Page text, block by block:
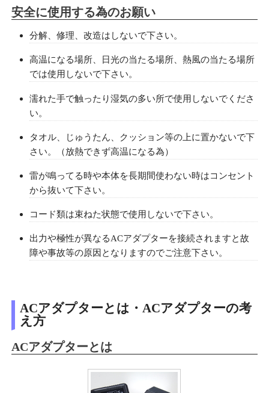
安全に使用する為のお願い
分解、修理、改造はしないで下さい。
高温になる場所、日光の当たる場所、熱風の当たる場所
では使用しないで下さい。
濡れた手で触ったり湿気の多い所で使用しないでくださ
い。
タオル、じゅうたん、クッション等の上に置かないで下
さい。（放熱できず高温になる為）
雷が鳴ってる時や本体を長期間使わない時はコンセント
から抜いて下さい。
コード類は束ねた状態で使用しないで下さい。
出力や極性が異なるACアダプターを接続されますと故
障や事故等の原因となりますのでご注意下さい。
ACアダプターとは・ACアダプターの考
え方
ACアダプターとは